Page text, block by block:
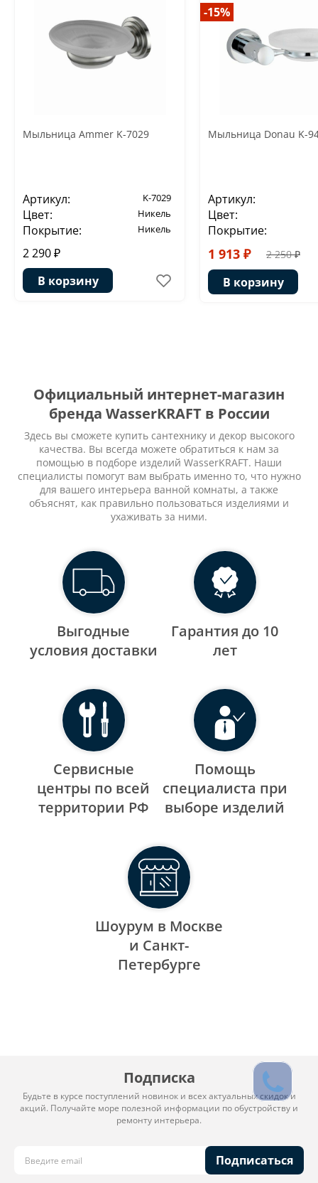
Мыльница Ammer K-7029
Артикул: K-7029
Цвет: Никель
Покрытие: Никель
2 290 ₽
В корзину
-15%
Мыльница Donau K-
Артикул:
Цвет:
Покрытие:
1 913 ₽ 2 250 ₽
В корзину
Официальный интернет-магазин
бренда WasserKRAFT в России
Здесь вы сможете купить сантехнику и декор высокого
качества. Вы всегда можете обратиться к нам за
помощью в подборе изделий WasserKRAFT. Наши
специалисты помогут вам выбрать именно то, что нужно
для вашего интерьера ванной комнаты, а также
объяснят, как правильно пользоваться изделиями и
ухаживать за ними.
Выгодные
уcловия доставки
Гарантия до 10
лет
Сервисные
центры по всей
территории РФ
Помощь
специалиста при
выборе изделий
Шоурум в Москве
и Санкт-
Петербурге
Подписка
Будьте в курсе поступлений новинок и всех актуальных скидок и
акций. Получайте море полезной информации по обустройству и
ремонту интерьера.
Подписаться